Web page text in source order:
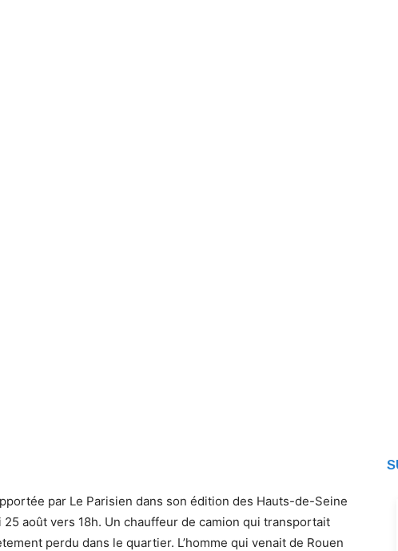
par Le Parisien dans son édition des Hauts-de-Seine
25 août vers 18h. Un chauffeur de camion qui transportait
perdu dans le quartier. L’homme qui venait de Rouen